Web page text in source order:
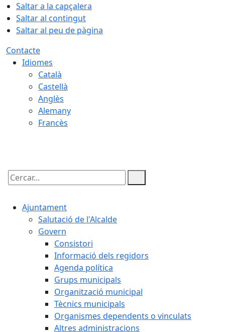
Saltar a la capçalera
Saltar al contingut
Saltar al peu de pàgina
Contacte
Idiomes
Català
Castellà
Anglès
Alemany
Francès
Cercar:
Ajuntament
Salutació de l'Alcalde
Govern
Consistori
Informació dels regidors
Agenda política
Grups municipals
Organització municipal
Tècnics municipals
Organismes dependents o vinculats
Altres administracions